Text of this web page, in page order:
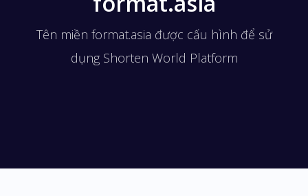
Tên miền format.asia được cấu hình để sử
dụng Shorten World Platform